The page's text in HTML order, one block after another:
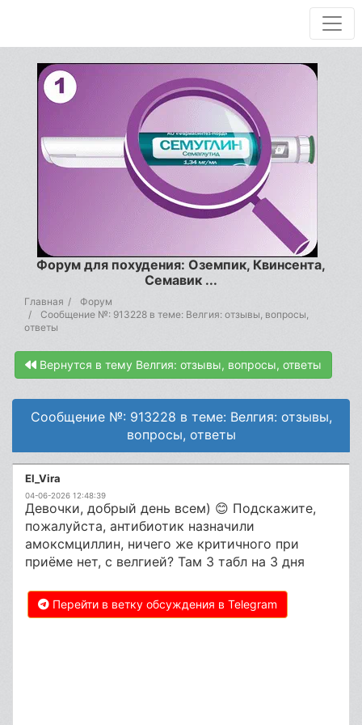
Форум для похудения: Оземпик, Квинсента,
Семавик ...
Главная
Форум
Сообщение №: 913228 в теме: Велгия: отзывы, вопросы,
ответы
Вернутся в тему Велгия: отзывы, вопросы, ответы
Сообщение №: 913228 в теме: Велгия: отзывы,
вопросы, ответы
El_Vira
04-06-2026 12:48:39
Девочки, добрый день всем) 😊 Подскажите,
пожалуйста, антибиотик назначили
амоксмциллин, ничего же критичного при
приёме нет, с велгией? Там 3 табл на 3 дня
Перейти в ветку обсуждения в Telegram